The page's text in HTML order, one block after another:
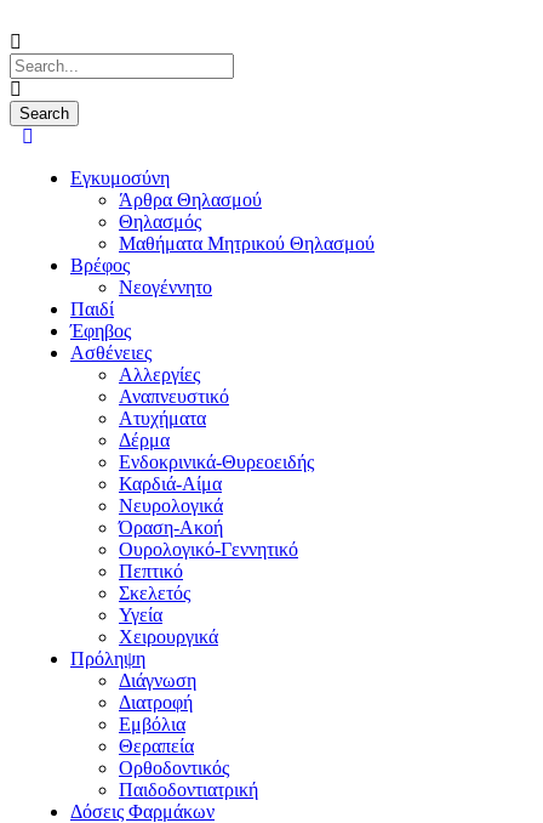
Εγκυμοσύνη
Άρθρα Θηλασμού
Θηλασμός
Μαθήματα Μητρικού Θηλασμού
Βρέφος
Νεογέννητο
Παιδί
Έφηβος
Ασθένειες
Αλλεργίες
Αναπνευστικό
Ατυχήματα
Δέρμα
Ενδοκρινικά-Θυρεοειδής
Καρδιά-Αίμα
Νευρολογικά
Όραση-Ακοή
Ουρολογικό-Γεννητικό
Πεπτικό
Σκελετός
Υγεία
Χειρουργικά
Πρόληψη
Διάγνωση
Διατροφή
Εμβόλια
Θεραπεία
Ορθοδοντικός
Παιδοδοντιατρική
Δόσεις Φαρμάκων